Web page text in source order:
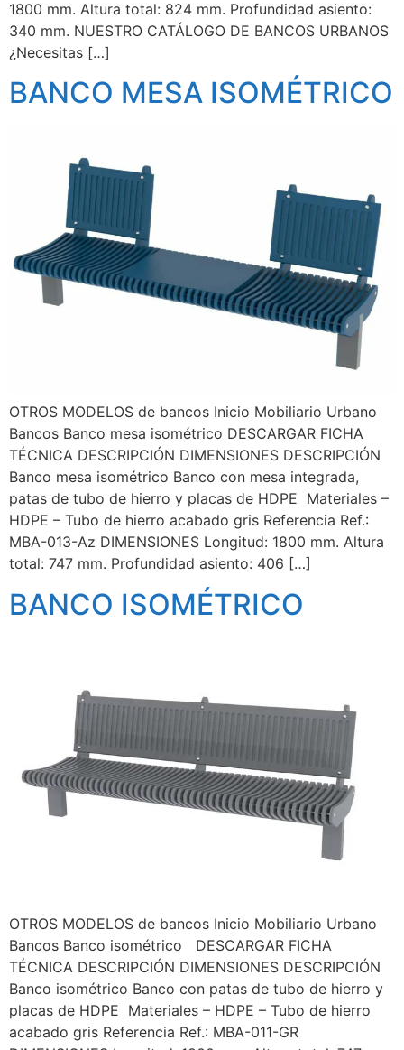
1800 mm. Altura total: 824 mm. Profundidad asiento:
340 mm. NUESTRO CATÁLOGO DE BANCOS URBANOS
¿Necesitas […]
BANCO MESA ISOMÉTRICO
OTROS MODELOS de bancos Inicio Mobiliario Urbano
Bancos Banco mesa isométrico DESCARGAR FICHA
TÉCNICA DESCRIPCIÓN DIMENSIONES DESCRIPCIÓN
Banco mesa isométrico Banco con mesa integrada,
patas de tubo de hierro y placas de HDPE Materiales –
HDPE – Tubo de hierro acabado gris Referencia Ref.:
MBA-013-Az DIMENSIONES Longitud: 1800 mm. Altura
total: 747 mm. Profundidad asiento: 406 […]
BANCO ISOMÉTRICO
OTROS MODELOS de bancos Inicio Mobiliario Urbano
Bancos Banco isométrico DESCARGAR FICHA
TÉCNICA DESCRIPCIÓN DIMENSIONES DESCRIPCIÓN
Banco isométrico Banco con patas de tubo de hierro y
placas de HDPE Materiales – HDPE – Tubo de hierro
acabado gris Referencia Ref.: MBA-011-GR